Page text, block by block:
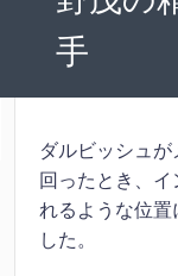
手
ダルビッシュ
回ったとき、
れるような位置
した。